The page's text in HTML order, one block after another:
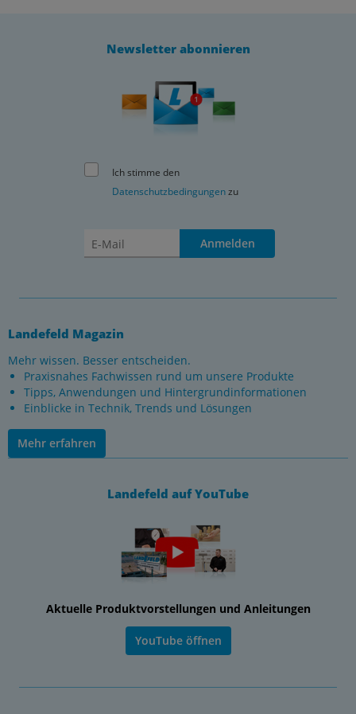
Newsletter abonnieren
Ich stimme den
Datenschutzbedingungenzu
Anmelden
Landefeld Magazin
Mehr wissen. Besser entscheiden.
Praxisnahes Fachwissen rund um unsere Produkte
Tipps, Anwendungen und Hintergrundinformationen
Einblicke in Technik, Trends und Lösungen
Mehr erfahren
Landefeld auf YouTube
Aktuelle Produktvorstellungen und Anleitungen
YouTube öffnen